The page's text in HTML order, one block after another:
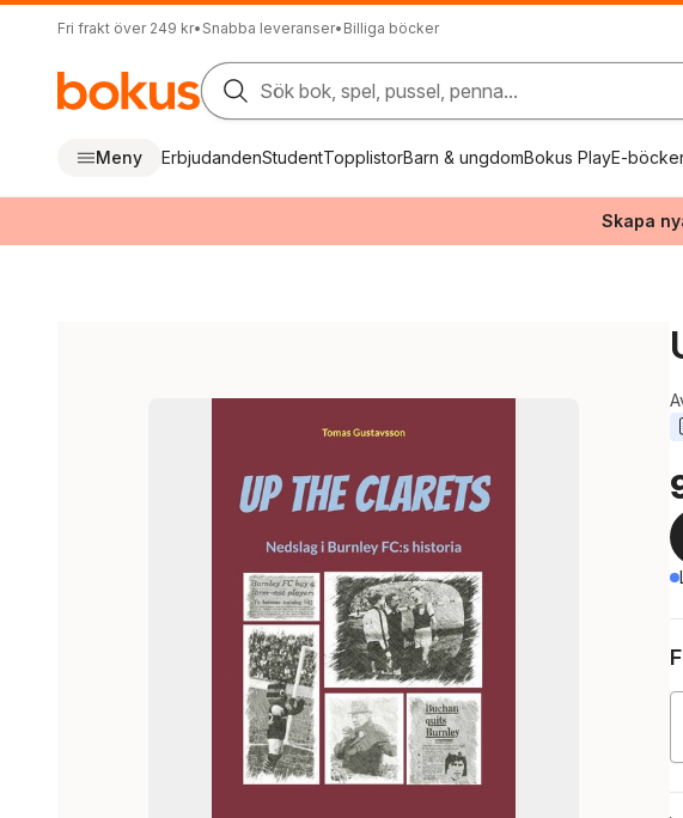
Fri frakt över 249 kr• Snabba leveranser• Billiga böcker
Sök bok, spel, pussel, penna...
Meny ErbjudandenStudentTopplistorBarn & ungdomBokus PlayE-
Skapa